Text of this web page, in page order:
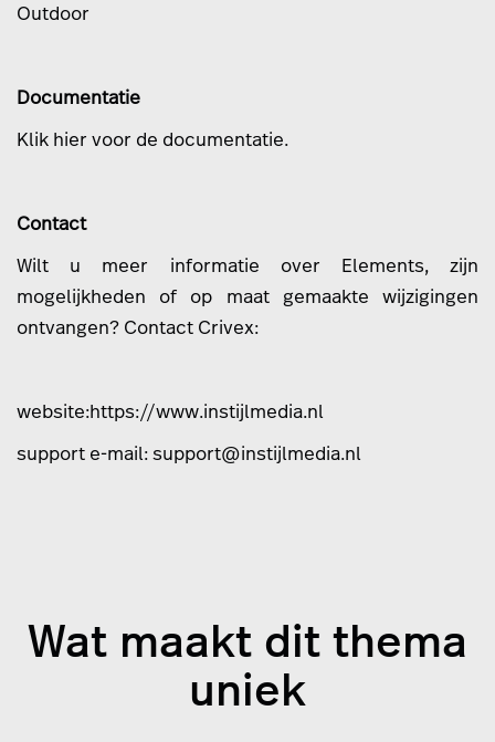
Outdoor
Documentatie
Klik hier voor de documentatie.
Contact
Wilt u meer informatie over Elements, zijn
mogelijkheden of op maat gemaakte wijzigingen
ontvangen? Contact Crivex:
website:https://www.instijlmedia.nl
support e-mail:support@instijlmedia.nl
Wat maakt dit thema
uniek